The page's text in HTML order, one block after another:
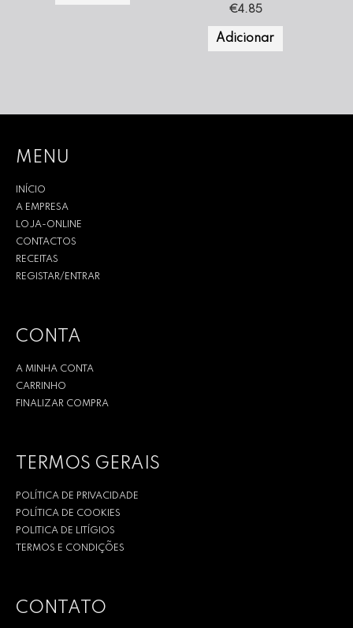
€4.85
Adicionar
MENU
INÍCIO
A EMPRESA
LOJA-ONLINE
CONTACTOS
RECEITAS
REGISTAR/ENTRAR
CONTA
A MINHA CONTA
CARRINHO
FINALIZAR COMPRA
TERMOS GERAIS
POLÍTICA DE PRIVACIDADE
POLÍTICA DE COOKIES
POLITICA DE LITÍGIOS
TERMOS E CONDIÇÕES
CONTATO